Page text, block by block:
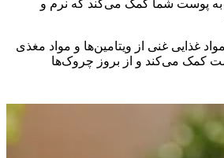
پوست شما کمک می‌کند که نرم و
غذایی غنی از ویتامین‌ها و مواد مغذی
کمک می‌کند و از بروز چروک‌ها